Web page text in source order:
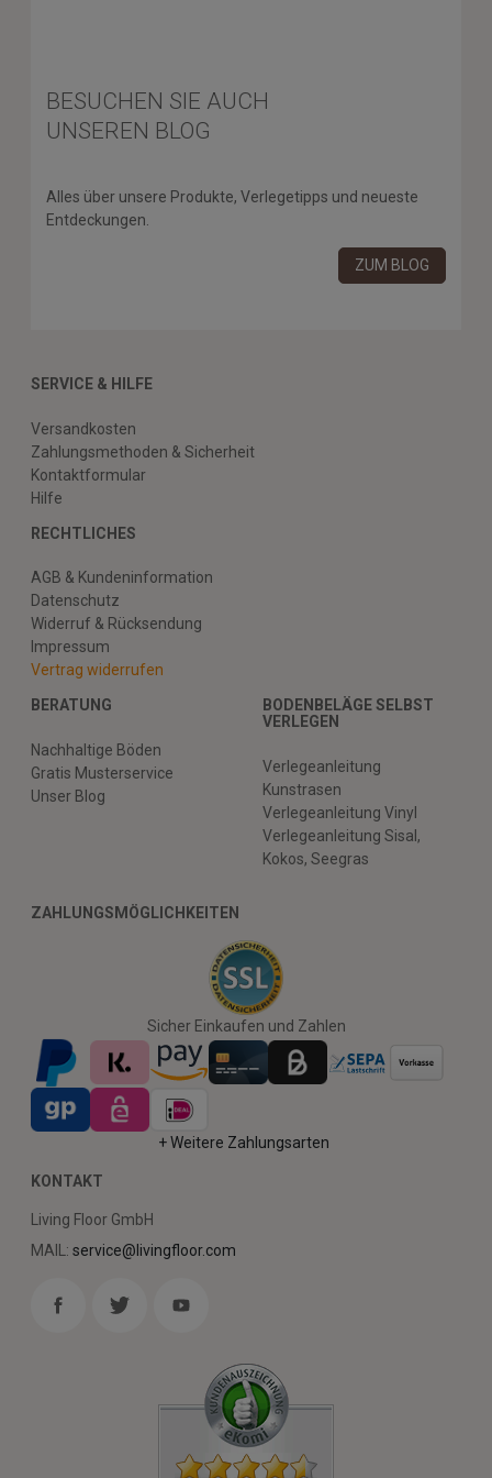
BESUCHEN SIE AUCH
UNSEREN BLOG
Alles über unsere Produkte, Verlegetipps und neueste
Entdeckungen.
ZUM BLOG
SERVICE & HILFE
Versandkosten
Zahlungsmethoden & Sicherheit
Kontaktformular
Hilfe
RECHTLICHES
AGB & Kundeninformation
Datenschutz
Widerruf & Rücksendung
Impressum
Vertrag widerrufen
BERATUNG
Nachhaltige Böden
Gratis Musterservice
Unser Blog
BODENBELÄGE SELBST
VERLEGEN
Verlegeanleitung
Kunstrasen
Verlegeanleitung Vinyl
Verlegeanleitung Sisal,
Kokos, Seegras
ZAHLUNGSMÖGLICHKEITEN
Sicher Einkaufen und Zahlen
+ Weitere Zahlungsarten
KONTAKT
Living Floor GmbH
MAIL: service@livingfloor.com